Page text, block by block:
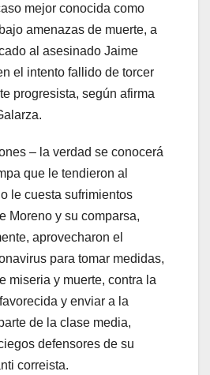
mejor conocida como
amenazas de muerte, a
al asesinado Jaime
el intento fallido de torcer
progresista, según afirma
– la verdad se conocerá
que le tendieron al
le cuesta sufrimientos
Moreno y su comparsa,
aprovecharon el
para tomar medidas,
miseria y muerte, contra la
y enviar a la
de la clase media,
defensores de su
correista.